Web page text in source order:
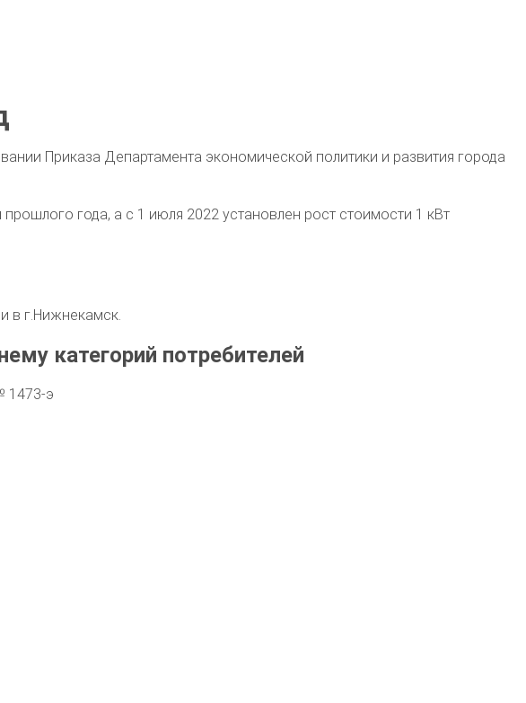
Приказа Департамента экономической политики и развития города
года, а с 1 июля 2022 установлен рост стоимости 1 кВт
в г.Нижнекамск.
категорий потребителей
1473-э